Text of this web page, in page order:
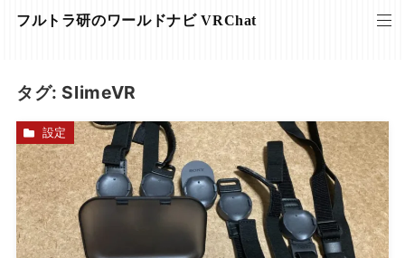
フルトラ研のワールドナビ VRChat
タグ: SlimeVR
設定